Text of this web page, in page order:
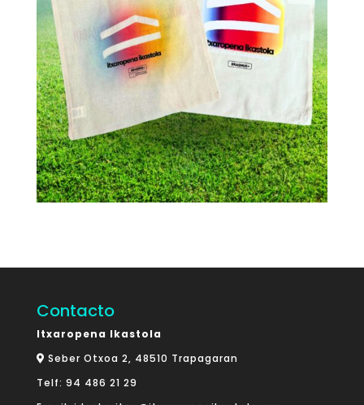
Contacto
Itxaropena Ikastola
Seber Otxoa 2, 48510 Trapagaran
Telf: 94 486 21 29